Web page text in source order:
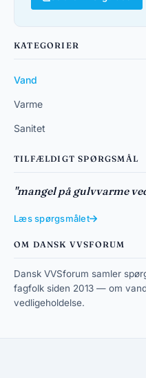
KATEGORIER
Vand
Varme
Sanitet
TILFÆLDIGT SPØRGSMÅL
"mangel på gulvvarme
Læs spørgsmålet
OM DANSK VVSFORUM
Dansk VVSforum samler
fagfolk siden 2013 — om
vedligeholdelse.